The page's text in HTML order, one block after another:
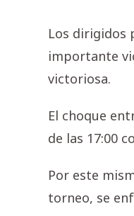
Los dirigidos
importante
victoriosa.
El choque
de las 17:00
Por este
torneo, se